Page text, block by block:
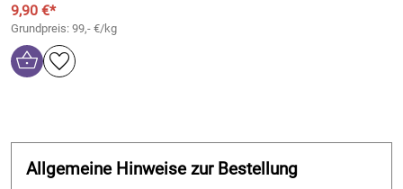
9,90 €*
Grundpreis: 99,- €/kg
Allgemeine Hinweise zur Bestellung